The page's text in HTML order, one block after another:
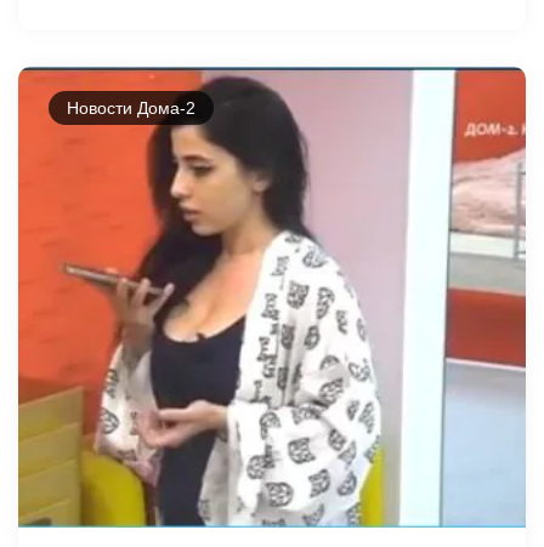
Новости Дома-2